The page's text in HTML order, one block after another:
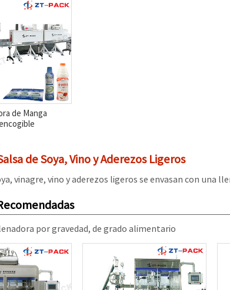
de Manga
de Soya, Vino y Aderezos Ligeros
vinagre, vino y aderezos ligeros se envasan con una
por gravedad, de grado alimentario